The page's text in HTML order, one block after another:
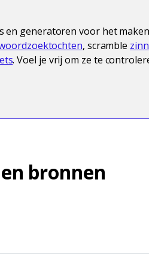
en generatoren voor het
, scramble
. Voel je vrij om ze te
bronnen